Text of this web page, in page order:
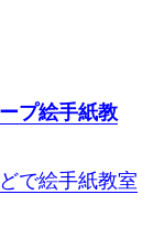
プ絵手紙教
で絵手紙教室